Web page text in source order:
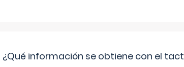
¿Qué información se obtiene con el